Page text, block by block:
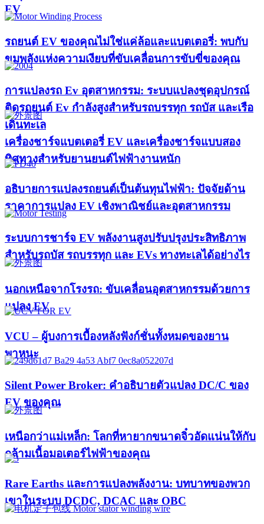
EV
รถยนต์ EV ของคุณไม่ใช่แค่ล้อและแบตเตอรี่: พบกับ
ขุมพลังแห่งความเงียบที่ขับเคลื่อนการขับขี่ของคุณ
การแปลงรถ Ev อุตสาหกรรม: ระบบแปลงชุดอุปกรณ์
ติดรถยนต์ Ev กำลังสูงสำหรับรถบรรทุก รถบัส และเรือ
เดินทะเล
เครื่องชาร์จแบตเตอรี่ EV และเครื่องชาร์จแบบสอง
ทิศทางสำหรับยานยนต์ไฟฟ้างานหนัก
อธิบายการแปลงรถยนต์เป็นต้นทุนไฟฟ้า: ปัจจัยด้าน
ราคาการแปลง EV เชิงพาณิชย์และอุตสาหกรรม
ระบบการชาร์จ EV พลังงานสูงปรับปรุงประสิทธิภาพ
สำหรับรถบัส รถบรรทุก และ EVs ทางทะเลได้อย่างไร
นอกเหนือจากโรงรถ: ขับเคลื่อนอุตสาหกรรมด้วยการ
แปลง EV
VCU – ผู้บงการเบื้องหลังฟังก์ชั่นทั้งหมดของยาน
พาหนะ
Silent Power Broker: คำอธิบายตัวแปลง DC/C ของ
EV ของคุณ
เหนือกว่าแม่เหล็ก: โลกที่หายากขนาดจิ๋วอัดแน่นให้กับ
กล้ามเนื้อมอเตอร์ไฟฟ้าของคุณ
Rare Earths และการแปลงพลังงาน: บทบาทของพวก
เขาในระบบ DCDC, DCAC และ OBC